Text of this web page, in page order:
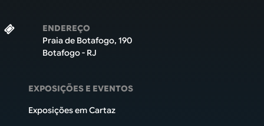
ENDEREÇO
Praia de Botafogo, 190
Botafogo - RJ
Rodapé
EXPOSIÇÕES E EVENTOS
Exposições em Cartaz